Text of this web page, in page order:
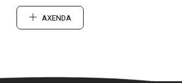
AXENDA